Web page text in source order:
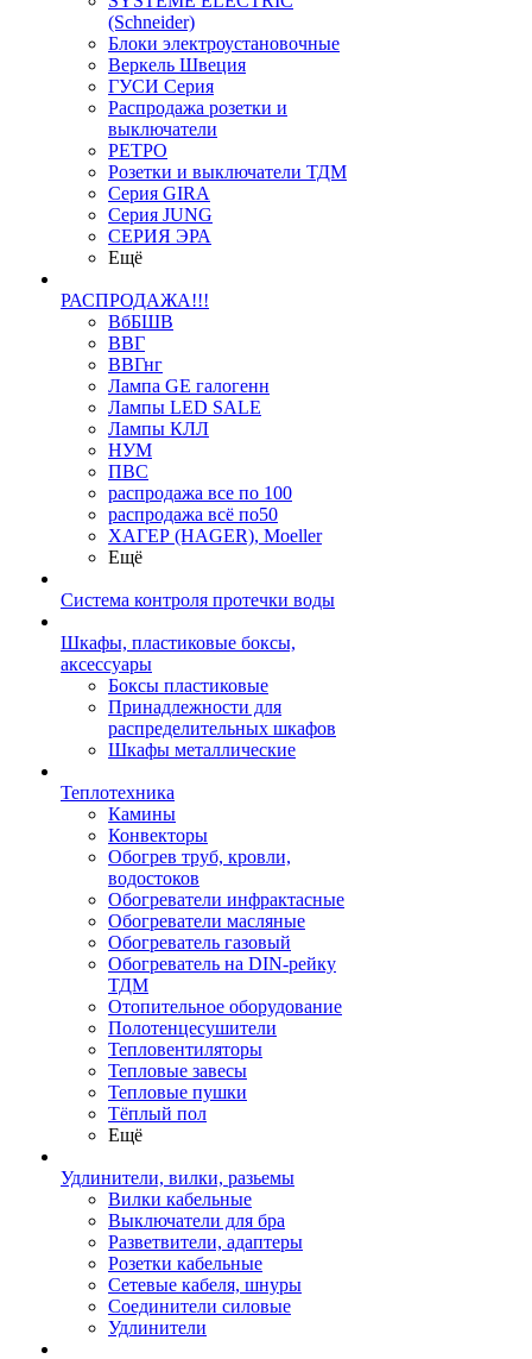
(Schneider)
Блоки электроустановочные
Веркель Швеция
ГУСИ Серия
Распродажа розетки и
выключатели
РЕТРО
Розетки и выключатели ТДМ
Серия GIRA
Серия JUNG
СЕРИЯ ЭРА
Ещё
РАСПРОДАЖА!!!
ВбБШВ
ВВГ
ВВГнг
Лампа GE галогенн
Лампы LED SALE
Лампы КЛЛ
НУМ
ПВС
распродажа все по 100
распродажа всё по50
ХАГЕР (HAGER), Moeller
Ещё
Система контроля протечки воды
Шкафы, пластиковые боксы,
аксессуары
Боксы пластиковые
Принадлежности для
распределительных шкафов
Шкафы металлические
Теплотехника
Камины
Конвекторы
Обогрев труб, кровли,
водостоков
Обогреватели инфрактасные
Обогреватели масляные
Обогреватель газовый
Обогреватель на DIN-рейку
ТДМ
Отопительное оборудование
Полотенцесушители
Тепловентиляторы
Тепловые завесы
Тепловые пушки
Тёплый пол
Ещё
Удлинители, вилки, разьемы
Вилки кабельные
Выключатели для бра
Разветвители, адаптеры
Розетки кабельные
Сетевые кабеля, шнуры
Соединители силовые
Удлинители